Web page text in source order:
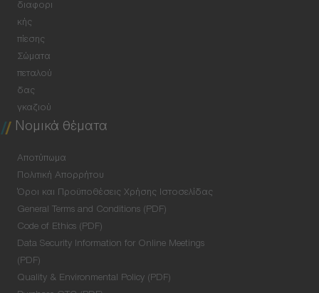
διαφορι
κής
πίεσης
Σώματα
πεταλού
δας
γκαζιού
Νομικά θέματα
Αποτύπωμα
Πολιτική Απορρήτου
Όροι και Προϋποθέσεις Χρήσης Ιστοσελίδας
General Terms and Conditions (PDF)
Code of Ethics (PDF)
Data Security Information for Online Meetings
(PDF)
Quality & Environmental Policy (PDF)